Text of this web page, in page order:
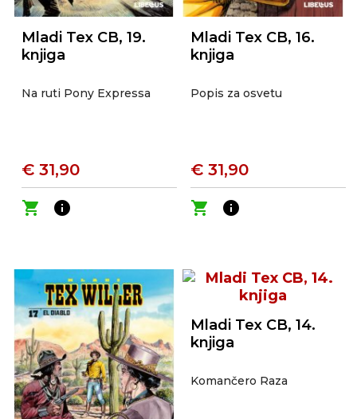
Mladi Tex CB, 19.
knjiga
Na ruti Pony Expressa
€ 31,90
shopping_cart
info
Mladi Tex CB, 16.
knjiga
Popis za osvetu
€ 31,90
shopping_cart
info
Mladi Tex CB, 14.
knjiga
Komančero Raza